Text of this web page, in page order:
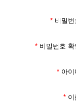
* 비밀번
* 비밀번호 확
* 아이
* 이